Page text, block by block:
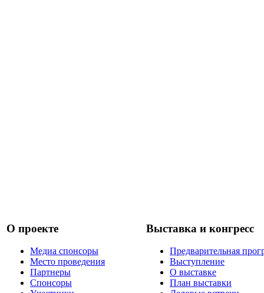
О проекте
Медиа спонсоры
Место проведения
Партнеры
Спонсоры
Выставка и конгресс
Предварительная
Выступление
О выставке
План выставки